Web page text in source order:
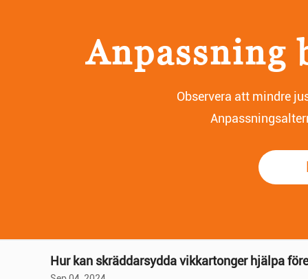
Anpassning
Observera att mindre
Hur kan skräddarsydda vikkartonger hjälpa